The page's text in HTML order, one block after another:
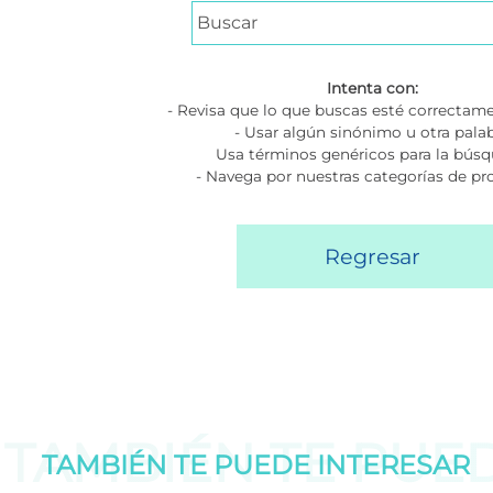
Intenta con:
- Revisa que lo que buscas esté
- Usar algún sinónimo u otra
Usa términos genéricos para la
- Navega por nuestras categorías de
Regresar
TAMBIÉN TE
TAMBIÉN TE PUEDE INTERESAR